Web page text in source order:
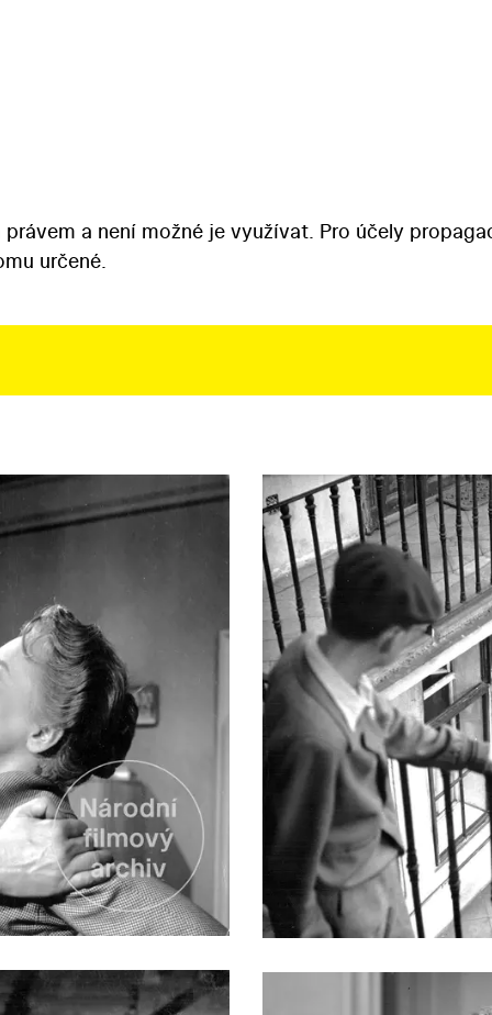
a není možné je využívat. Pro účely
určené.